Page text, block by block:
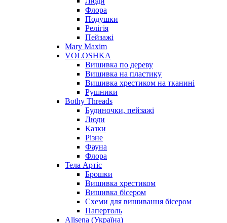
Флора
Подушки
Релігія
Пейзажі
Mary Maxim
VOLOSHKA
Вишивка по дереву
Вишивка на пластику
Вишивка хрестиком на тканині
Рушники
Bothy Threads
Будиночки, пейзажі
Люди
Казки
Різне
Фауна
Флора
Тела Артіс
Брошки
Вишивка хрестиком
Вишивка бісером
Схеми для вишивання бісером
Папертоль
Alisena (Україна)